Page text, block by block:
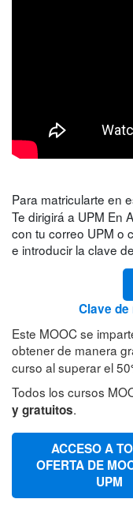
Para matricularte en
Te dirigirá a UPM En
con tu correo UPM o
e introducir la clave
Clave
Este MOOC se
obtener de manera
curso al superar el
Todos los cursos
y gratuitos.
ACCESO A
OFERTA DE
UPM